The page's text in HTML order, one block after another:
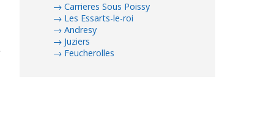
Carrieres Sous Poissy
Les Essarts-le-roi
Andresy
Juziers
Feucherolles